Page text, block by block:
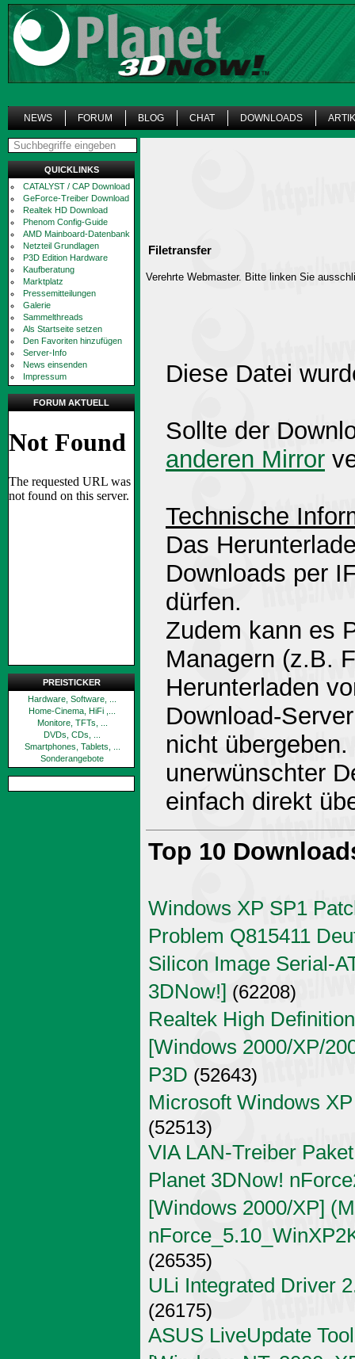
NEWS FORUM BLOG CHAT DOWNLOADS
QUICKLINKS
CATALYST / CAP Download
GeForce-Treiber Download
Realtek HD Download
Phenom Config-Guide
AMD Mainboard-Datenbank
Netzteil Grundlagen
P3D Edition Hardware
Kaufberatung
Marktplatz
Pressemitteilungen
Galerie
Sammelthreads
Als Startseite setzen
Den Favoriten hinzufügen
Server-Info
News einsenden
Impressum
FORUM AKTUELL
PREISTICKER
Hardware, Software, ...
Home-Cinema, HiFi ,...
Monitore, TFTs, ...
DVDs, CDs, ...
Smartphones, Tablets, ...
Sonderangebote
Filetransfer
Verehrte Webmaster. Bitte linken Sie
Diese Datei
Sollte der
anderen Mirror
Technische
Das
Downloads per
dürfen.
Zudem kann es
Managern (z.B.
Herunterladen
Download-
nicht
unerwünschter
einfach direkt
Top 10
Windows XP SP1
Problem Q815411
Silicon Image Serial-
3DNow!] (62208)
Realtek High
[Windows 2000/XP/
P3D (52643)
Microsoft Windows
(52513)
VIA LAN-Treiber
Planet 3DNow!
[Windows 2000/XP]
(26535)
ULi Integrated Driver
(26175)
ASUS LiveUpdate